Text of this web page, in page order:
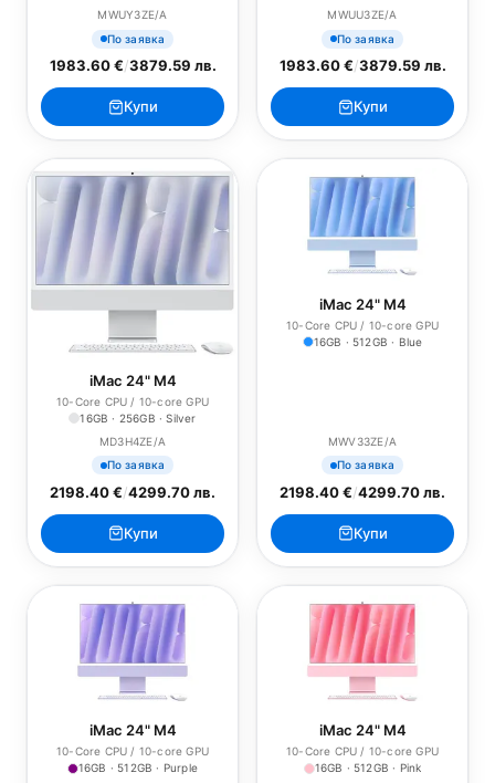
MWUY3ZE/A
По заявка
1983.60 €/3879.59 лв.
Купи
MWUU3ZE/A
По заявка
1983.60 €/3879.59 лв.
Купи
iMac 24" M4
10-Core CPU / 10-core GPU
16GB · 256GB · Silver
MD3H4ZE/A
По заявка
2198.40 €/4299.70 лв.
Купи
iMac 24" M4
10-Core CPU / 10-core GPU
16GB · 512GB · Blue
MWV33ZE/A
По заявка
2198.40 €/4299.70 лв.
Купи
iMac 24" M4
10-Core CPU / 10-core GPU
16GB · 512GB · Purple
iMac 24" M4
10-Core CPU / 10-core GPU
16GB · 512GB · Pink